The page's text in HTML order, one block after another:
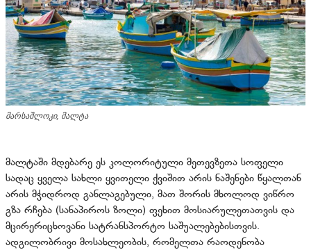
მარსაშლოკი, მალტა
მალტაში მდებარე ეს კოლორიტული მეთევზეთა სოფელი
სადაც ყველა სახლი ყვითელი ქვიშით არის ნაშენები წყალთან
არის მჭიდროდ განლაგებული, მათ შორის მხოლოდ ვიწრო
გზა რჩება (სანაპიროს ზოლი) ფეხით მოსიარულეთათვის და
მცირერიცხოვანი სატრანსპორტო საშუალებებისთვის.
ადგილობრივი მოსახლეობის, რომელთა რაოდენობა